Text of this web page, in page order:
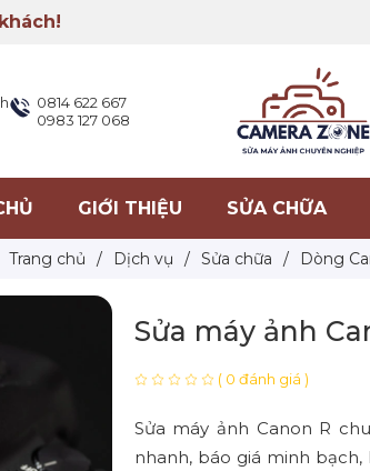
0814 622 667
0983 127 068
GIỚI THIỆU SỬA CHỮA
Trang chủ / Dịch vụ / Sửa chữa / Dòng
Sửa máy ảnh
( 0 đánh giá )
Sửa máy ảnh Canon R
nhanh, báo giá minh